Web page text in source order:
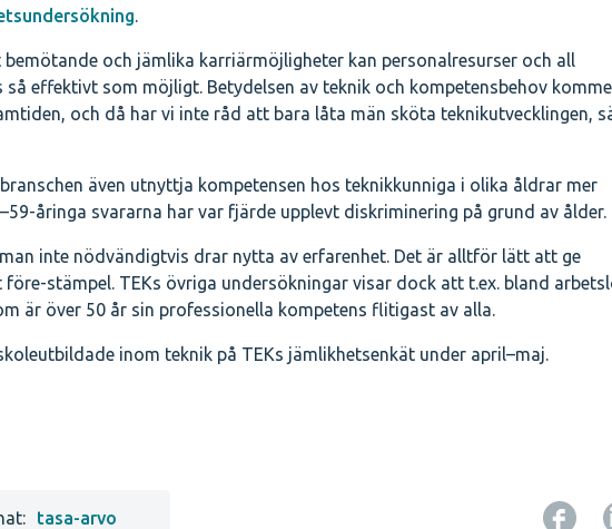
.
bemötande och jämlika karriärmöjligheter kan personalresurser och all
så effektivt som möjligt. Betydelsen av teknik och kompetensbehov
och då har vi inte råd att bara låta män sköta teknikutvecklingen,
även utnyttja kompetensen hos teknikkunniga i olika åldrar mer
åringa svararna har var fjärde upplevt diskriminering på grund av ålder.
inte nödvändigtvis drar nytta av erfarenhet. Det är alltför lätt att ge
före-stämpel. TEKs övriga undersökningar visar dock att t.ex. bland
är över 50 år sin professionella kompetens flitigast av alla.
inom teknik på TEKs jämlikhetsenkät under april–maj.
tasa-arvo